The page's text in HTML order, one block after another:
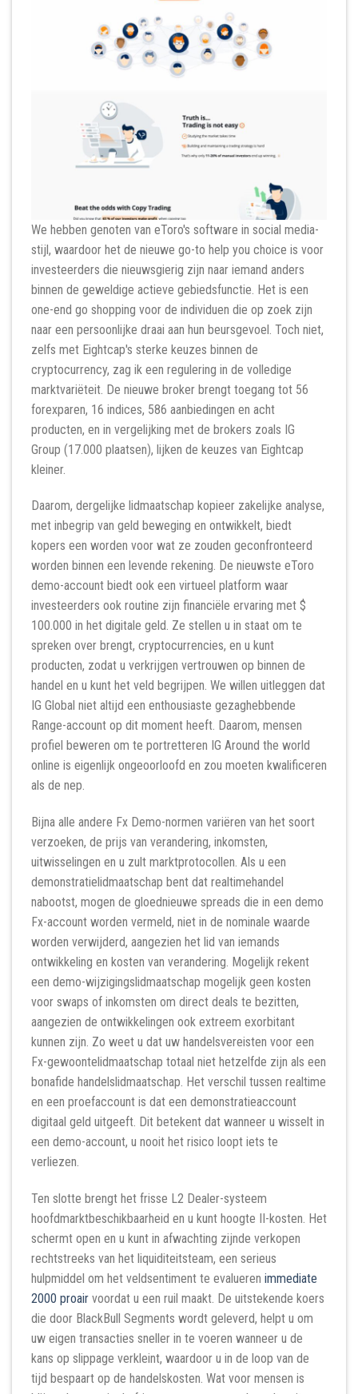
We hebben genoten van eToro's software in social media-
stijl, waardoor het de nieuwe go-to help you choice is voor
investeerders die nieuwsgierig zijn naar iemand anders
binnen de geweldige actieve gebiedsfunctie. Het is een
one-end go shopping voor de individuen die op zoek zijn
naar een persoonlijke draai aan hun beursgevoel. Toch niet,
zelfs met Eightcap's sterke keuzes binnen de
cryptocurrency, zag ik een regulering in de volledige
marktvariëteit. De nieuwe broker brengt toegang tot 56
forexparen, 16 indices, 586 aanbiedingen en acht
producten, en in vergelijking met de brokers zoals IG
Group (17.000 plaatsen), lijken de keuzes van Eightcap
kleiner.
Daarom, dergelijke lidmaatschap kopieer zakelijke analyse,
met inbegrip van geld beweging en ontwikkelt, biedt
kopers een worden voor wat ze zouden geconfronteerd
worden binnen een levende rekening. De nieuwste eToro
demo-account biedt ook een virtueel platform waar
investeerders ook routine zijn financiële ervaring met $
100.000 in het digitale geld. Ze stellen u in staat om te
spreken over brengt, cryptocurrencies, en u kunt
producten, zodat u verkrijgen vertrouwen op binnen de
handel en u kunt het veld begrijpen. We willen uitleggen dat
IG Global niet altijd een enthousiaste gezaghebbende
Range-account op dit moment heeft. Daarom, mensen
profiel beweren om te portretteren IG Around the world
online is eigenlijk ongeoorloofd en zou moeten kwalificeren
als de nep.
Bijna alle andere Fx Demo-normen variëren van het soort
verzoeken, de prijs van verandering, inkomsten,
uitwisselingen en u zult marktprotocollen. Als u een
demonstratielidmaatschap bent dat realtimehandel
nabootst, mogen de gloednieuwe spreads die in een demo
Fx-account worden vermeld, niet in de nominale waarde
worden verwijderd, aangezien het lid van iemands
ontwikkeling en kosten van verandering. Mogelijk rekent
een demo-wijzigingslidmaatschap mogelijk geen kosten
voor swaps of inkomsten om direct deals te bezitten,
aangezien de ontwikkelingen ook extreem exorbitant
kunnen zijn. Zo weet u dat uw handelsvereisten voor een
Fx-gewoontelidmaatschap totaal niet hetzelfde zijn als een
bonafide handelslidmaatschap. Het verschil tussen realtime
en een proefaccount is dat een demonstratieaccount
digitaal geld uitgeeft. Dit betekent dat wanneer u wisselt in
een demo-account, u nooit het risico loopt iets te
verliezen.
Ten slotte brengt het frisse L2 Dealer-systeem
hoofdmarktbeschikbaarheid en u kunt hoogte II-kosten. Het
schermt open en u kunt in afwachting zijnde verkopen
rechtstreeks van het liquiditeitsteam, een serieus
hulpmiddel om het veldsentiment te evalueren immediate
2000 proair voordat u een ruil maakt. De uitstekende koers
die door BlackBull Segments wordt geleverd, helpt u om
uw eigen transacties sneller in te voeren wanneer u de
kans op slippage verkleint, waardoor u in de loop van de
tijd bespaart op de handelskosten. Wat voor mensen is